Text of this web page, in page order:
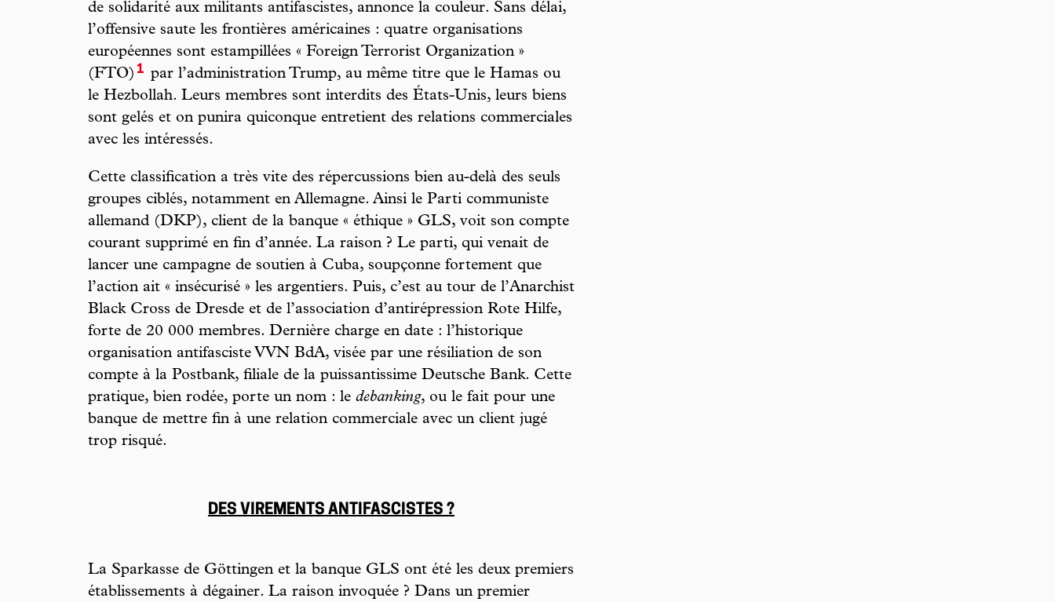
de solidarité aux militants antifascistes, annonce la couleur. Sans délai,
l’offensive saute les frontières américaines : quatre organisations
européennes sont estampillées « Foreign Terrorist Organization »
(FTO) 1 par l’administration Trump, au même titre que le Hamas ou
le Hezbollah. Leurs membres sont interdits des États-Unis, leurs biens
sont gelés et on punira quiconque entretient des relations commerciales
avec les intéressés.
Cette classification a très vite des répercussions bien au-delà des seuls
groupes ciblés, notamment en Allemagne. Ainsi le Parti communiste
allemand (DKP), client de la banque « éthique » GLS, voit son compte
courant supprimé en fin d’année. La raison ? Le parti, qui venait de
lancer une campagne de soutien à Cuba, soupçonne fortement que
l’action ait « insécurisé » les argentiers. Puis, c’est au tour de l’Anarchist
Black Cross de Dresde et de l’association d’antirépression Rote Hilfe,
forte de 20 000 membres. Dernière charge en date : l’historique
organisation antifasciste VVN BdA, visée par une résiliation de son
compte à la Postbank, filiale de la puissantissime Deutsche Bank. Cette
pratique, bien rodée, porte un nom : le debanking, ou le fait pour une
banque de mettre fin à une relation commerciale avec un client jugé
trop risqué.
DES VIREMENTS ANTIFASCISTES ?
La Sparkasse de Göttingen et la banque GLS ont été les deux premiers
établissements à dégainer. La raison invoquée ? Dans un premier